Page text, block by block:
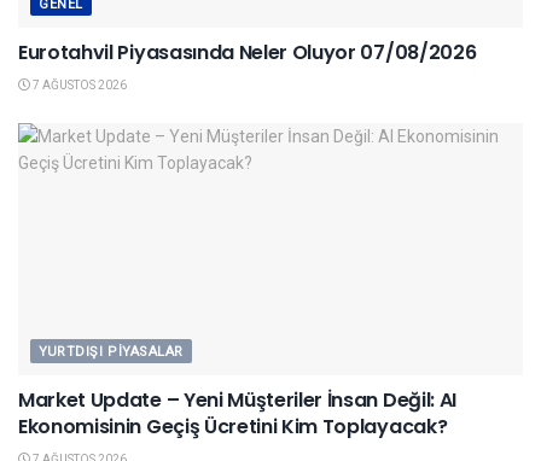
GENEL
Eurotahvil Piyasasında Neler Oluyor 07/08/2026
7 AĞUSTOS 2026
YURTDIŞI PIYASALAR
Market Update – Yeni Müşteriler İnsan Değil: AI
Ekonomisinin Geçiş Ücretini Kim Toplayacak?